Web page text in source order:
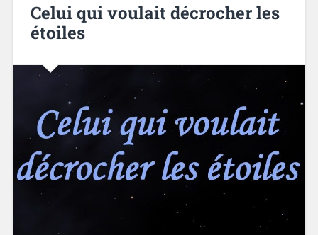
Celui qui voulait décrocher les
étoiles